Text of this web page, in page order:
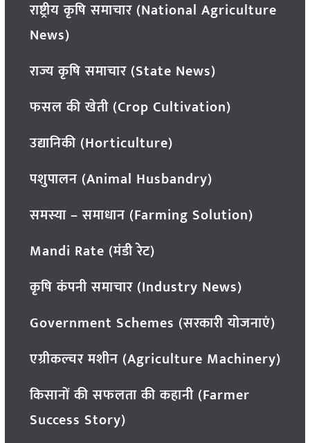
राष्ट्रीय कृषि समाचार (National Agriculture
News)
राज्य कृषि समाचार (State News)
फसल की खेती (Crop Cultivation)
उद्यानिकी (Horticulture)
पशुपालन (Animal Husbandry)
समस्या – समाधान (Farming Solution)
Mandi Rate (मंडी रेट)
कृषि कंपनी समाचार (Industry News)
Government Schemes (सरकारी योजनाएं)
एग्रीकल्चर मशीन (Agriculture Machinery)
किसानों की सफलता की कहानी (Farmer
Success Story)